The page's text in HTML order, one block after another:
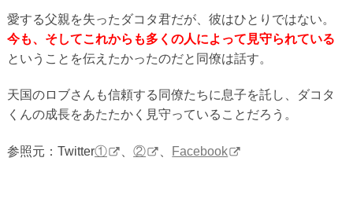
愛する父親を失ったダコタ君だが、彼はひとりではない。
今も、そしてこれからも多くの人によって見守られている
ということを伝えたかったのだと同僚は話す。
天国のロブさんも信頼する同僚たちに息子を託し、ダコタ
くんの成長をあたたかく見守っていることだろう。
参照元：Twitter① 、② Facebook